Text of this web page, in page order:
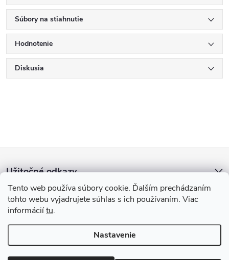
Tento web používa súbory cookie. Ďalším prechádzaním
tohto webu vyjadrujete súhlas s ich používaním. Viac
informáciítu.
Nastavenie
Súbory na stiahnutie
Hodnotenie
Diskusia
á
p
ä
Užitočné odkazy
Copyright 2026uxled.sk. Všetky práva vyhradené.Upraviť nastavenie